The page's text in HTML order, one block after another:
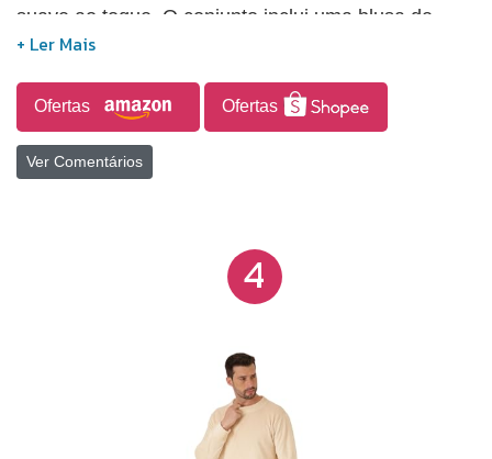
suave ao toque. O conjunto inclui uma blusa de
manga longa e calças lisas e básicas, sendo
conforto nos dias mais frios. Além de garantir
durabilidade e resistência devido à sua alta
qualidade, torna-se uma excelente opção de
Ofertas Ofertas
Ver Comentários
4